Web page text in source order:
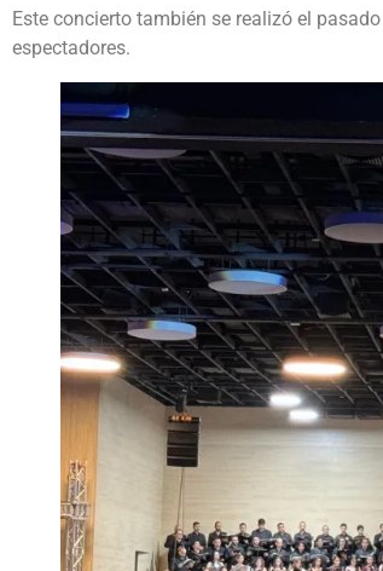
Este concierto también se realizó el
espectadores.